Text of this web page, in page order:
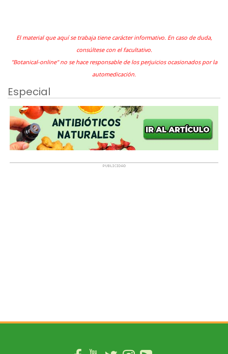
El material que aquí se trabaja tiene carácter informativo. En caso de duda,
consúltese con el facultativo.
"Botanical-online" no se hace responsable de los perjuicios ocasionados por la
automedicación.
Especial